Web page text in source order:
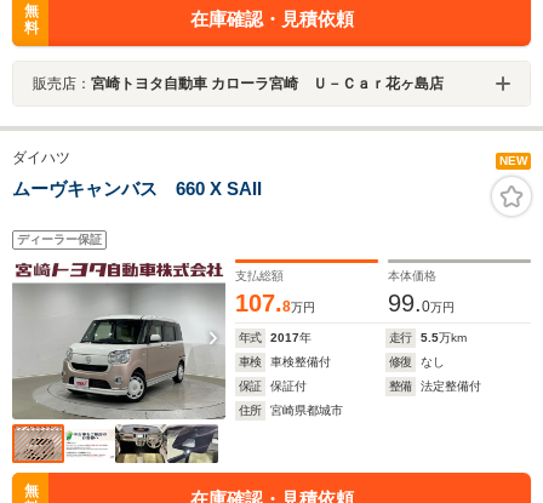
無
料
在庫確認・見積依頼
販売店： 宮崎トヨタ自動車 カローラ宮崎 Ｕ－Ｃａｒ花ヶ島店
ダイハツ NEW
ムーヴキャンバス 660 X SAII
ディーラー保証
支払総額
107.8万円
本体価格
99.0万円
年式 2017年 走行 5.5万km
車検
車検整備付 修復
なし
保証
保証付 整備
法定整備付
住所
宮崎県都城市
無